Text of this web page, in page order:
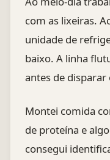
com as lixeiras.
unidade de
baixo. A linha
antes de disparar
Montei comida
de proteína e
consegui